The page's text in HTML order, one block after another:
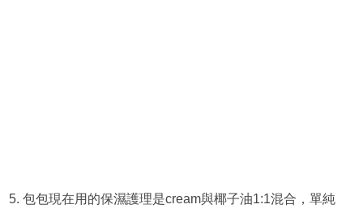
5. 包包現在用的保濕護理是cream與椰子油1:1混合，單純